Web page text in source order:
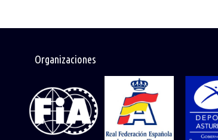
Organizaciones